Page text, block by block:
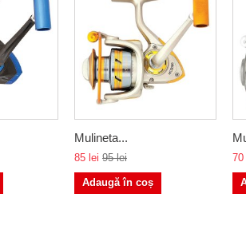
Mulineta...
85 lei 95 lei
Adaugă în coș
70